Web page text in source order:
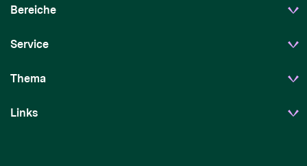
Bereiche
Service
Thema
Links